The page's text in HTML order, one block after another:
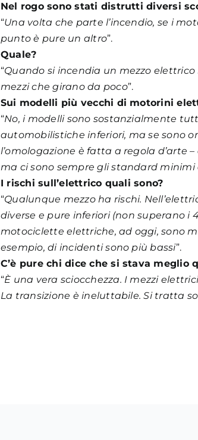
Nel rogo sono stati distrutti diversi
“Una volta che parte l’incendio, se i
punto è pure un altro”.
Quale?
“Quando si incendia un mezzo
mezzi che girano da poco”.
Sui modelli più vecchi di motorini
“No, i modelli sono sostanzialmente
automobilistiche inferiori, ma se sono
l’omologazione è fatta a regola d’arte
ma ci sono sempre gli standard minimi
I rischi sull’elettrico quali sono?
“Qualunque mezzo ha rischi.
diverse e pure inferiori (non superano i
motociclette elettriche, ad oggi, sono
esempio, di incidenti sono più bassi”.
C’è pure chi dice che si stava meglio
“È una vera sciocchezza. I mezzi
La transizione è ineluttabile. Si tratta